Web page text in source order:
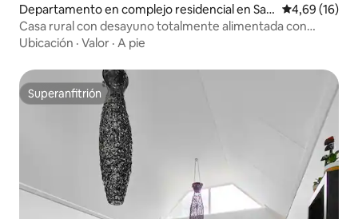
Departamento en complejo residencial en San
ta Lucía
Calificación
4,69 (16)
Casa rural con desayuno totalmente alimentada con
energía solar
Ubicación · Valor · A pie
Superanfitrión
Superanfitrión